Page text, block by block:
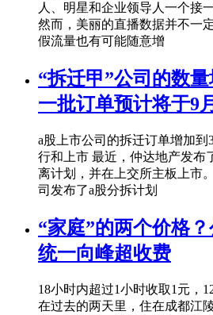
人、明星和企业领导人一个接
然而，美丽的直播数据并不一
假流量也有可能随意增
“拆迁甲”公司的数
一批订单预计将于9
a股上市公司的拆迁订单增加到
行和上市 最近，仲达地产发布
离计划，并在上交所主板上市
司发布了a股分拆计划
“家庭”的两个价格
统一向峰超收费
18小时内超过1小时收取1元，
在过去的两天里，住在成都江